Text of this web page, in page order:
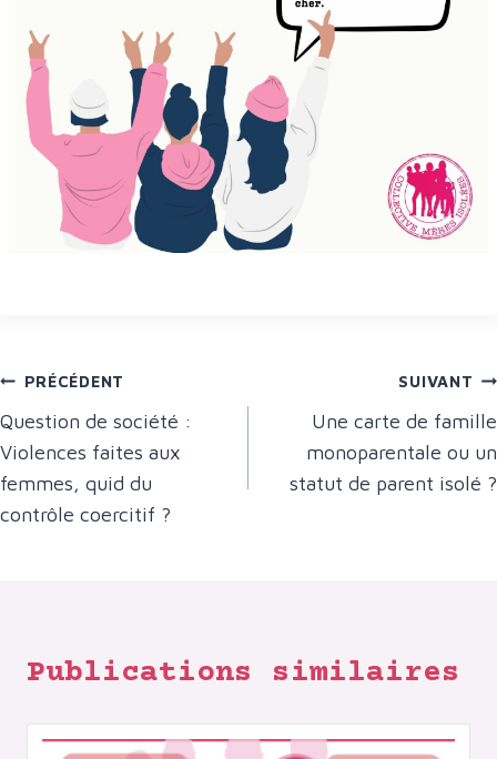
Navigation
de
l’article
PRÉCÉDENT
Question de société :
Violences faites aux
femmes, quid du
contrôle coercitif ?
SUIVANT
Une carte de famille
monoparentale ou un
statut de parent isolé ?
Publications similaires